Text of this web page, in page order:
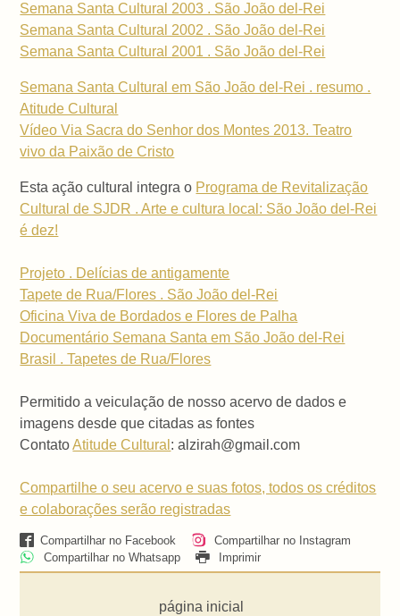
Semana Santa Cultural 2003 . São João del-Rei
Semana Santa Cultural 2002 . São João del-Rei
Semana Santa Cultural 2001 . São João del-Rei
Semana Santa Cultural em São João del-Rei . resumo .
Atitude Cultural
Vídeo Via Sacra do Senhor dos Montes 2013. Teatro
vivo da Paixão de Cristo
Esta ação cultural integra o Programa de Revitalização
Cultural de SJDR . Arte e cultura local: São João del-Rei
é dez!
Projeto . Delícias de antigamente
Tapete de Rua/Flores . São João del-Rei
Oficina Viva de Bordados e Flores de Palha
Documentário Semana Santa em São João del-Rei
Brasil . Tapetes de Rua/Flores
Permitido a veiculação de nosso acervo de dados e
imagens desde que citadas as fontes
ContatoAtitude Cultural : alzirah@gmail.com
Compartilhe o seu acervo e suas fotos, todos os créditos
e colaborações serão registradas
Compartilhar no Facebook
Compartilhar no Instagram
Compartilhar no Whatsapp
Imprimir
página inicial